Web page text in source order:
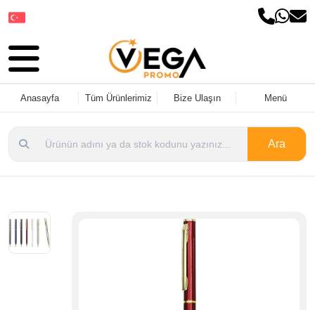
Anasayfa Tüm Ürünlerimiz Bize Ulaşın Menü
Ara